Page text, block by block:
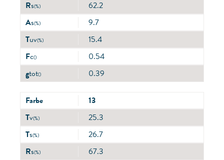
Rs(%)
62.2
As(%)
9.7
Tuv(%)
15.4
Fc()
0.54
gtot() 0.39
Farbe
13
Tv(%)
25.3
Ts(%)
26.7
Rs(%)
67.3